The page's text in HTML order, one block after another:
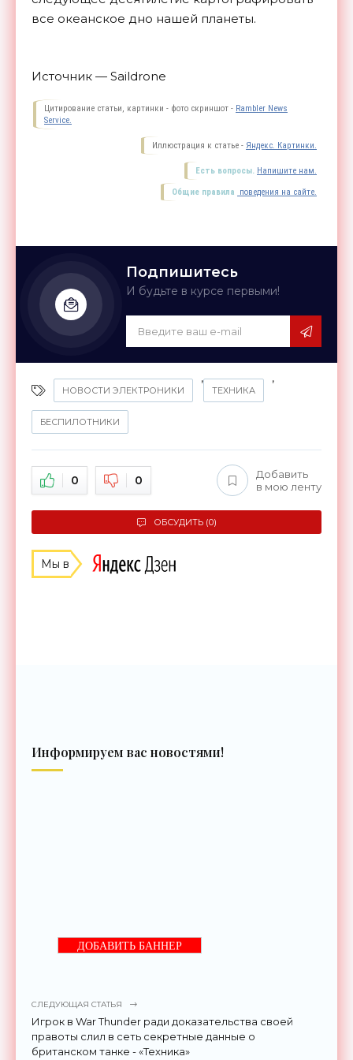
все океанское дно нашей планеты.
Источник — Saildrone
Цитирование статьи, картинки - фото скриншот - Rambler News
Service.
Иллюстрация к статье - Яндекс. Картинки.
Есть вопросы. Напишите нам.
Общие правила поведения на сайте.
Подпишитесь
И будьте в курсе первыми!
НОВОСТИ ЭЛЕКТРОНИКИ
,
ТЕХНИКА
,
БЕСПИЛОТНИКИ
0 0
Добавить
в мою ленту
ОБСУДИТЬ (0)
Мы в
Информируем вас новостями!
ДОБАВИТЬ БАННЕР
СЛЕДУЮЩАЯ СТАТЬЯ
Игрок в War Thunder ради доказательства своей
правоты слил в сеть секретные данные о
британском танке - «Техника»